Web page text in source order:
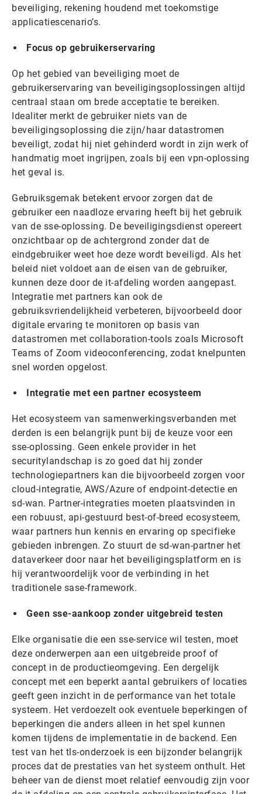
beveiliging, rekening houdend met toekomstige
applicatiescenario’s.
Focus op gebruikerservaring
Op het gebied van beveiliging moet de
gebruikerservaring van beveiligingsoplossingen altijd
centraal staan ​​om brede acceptatie te bereiken.
Idealiter merkt de gebruiker niets van de
beveiligingsoplossing die zijn/haar datastromen
beveiligt, zodat hij niet gehinderd wordt in zijn werk of
handmatig moet ingrijpen, zoals bij een vpn-oplossing
het geval is.
Gebruiksgemak betekent ervoor zorgen dat de
gebruiker een naadloze ervaring heeft bij het gebruik
van de sse-oplossing. De beveiligingsdienst opereert
onzichtbaar op de achtergrond zonder dat de
eindgebruiker weet hoe deze wordt beveiligd. Als het
beleid niet voldoet aan de eisen van de gebruiker,
kunnen deze door de it-afdeling worden aangepast.
Integratie met partners kan ook de
gebruiksvriendelijkheid verbeteren, bijvoorbeeld door
digitale ervaring te monitoren op basis van
datastromen met collaboration-tools zoals Microsoft
Teams of Zoom videoconferencing, zodat knelpunten
snel worden opgelost.
Integratie met een partner ecosysteem
Het ecosysteem van samenwerkingsverbanden met
derden is een belangrijk punt bij de keuze voor een
sse-oplossing. Geen enkele provider in het
securitylandschap is zo goed dat hij zonder
technologiepartners kan die bijvoorbeeld zorgen voor
cloud-integratie, AWS/Azure of endpoint-detectie en
sd-wan. Partner-integraties moeten plaatsvinden in
een robuust, api-gestuurd best-of-breed ecosysteem,
waar partners hun kennis en ervaring op specifieke
gebieden inbrengen. Zo stuurt de sd-wan-partner het
dataverkeer door naar het beveiligingsplatform en is
hij verantwoordelijk voor de verbinding in het
traditionele sase-framework.
Geen sse-aankoop zonder uitgebreid testen
Elke organisatie die een sse-service wil testen, moet
deze onderwerpen aan een uitgebreide proof of
concept in de productieomgeving. Een dergelijk
concept met een beperkt aantal gebruikers of locaties
geeft geen inzicht in de performance van het totale
systeem. Het verdoezelt ook eventuele beperkingen of
beperkingen die anders alleen in het spel kunnen
komen tijdens de implementatie in de backend. Een
test van het tls-onderzoek is een bijzonder belangrijk
proces dat de prestaties van het systeem onthult. Het
beheer van de dienst moet relatief eenvoudig zijn voor